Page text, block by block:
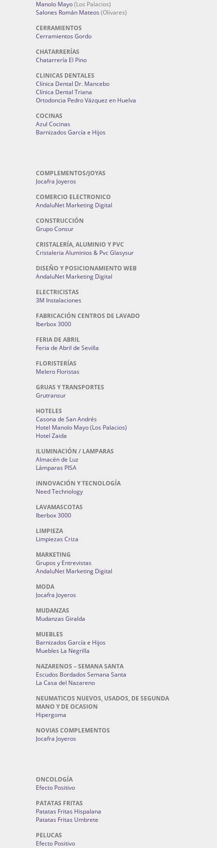
Manolo Mayo(Los Palacios)
Salones Román Mateos (Olivares)
CERRAMIENTOS
Cerramientos Gordo
CHATARRERÍAS
Chatarrería El Pino
CLINICAS DENTALES
Clínica Dental Dr. Mancebo
Clínica Dental Triana
Ortodoncia Pedro Vázquez en Huelva
COCINAS
Azul Cocinas
Barnizados García e Hijos
COMPLEMENTOS/JOYAS
Jocafra Joyeros
COMERCIO ELECTRONICO
AndaluNet Marketing Digital
CONSTRUCCIÓN
Grupo Consur
CRISTALERÍA, ALUMINIO Y PVC
Cristaleria Aluminios & Pvc Glasysur
DISEÑO Y POSICIONAMIENTO WEB
AndaluNet Marketing Digital
ELECTRICISTAS
3M Instalaciones
FABRICACIÓN CENTROS DE LAVADO
Iberbox 3000
FERIA DE ABRIL
Feria de Abril de Sevilla
FLORISTERÍAS
Melero Floristas
GRUAS Y TRANSPORTES
Grutransur
HOTELES
Casona de San Andrés
Hotel Manolo Mayo (Los Palacios)
Hotel Zaida
ILUMINACIÓN / LAMPARAS
Almacén de Luz
Lámparas PISA
INNOVACIÓN Y TECNOLOGÍA
Need Technology
LAVAMASCOTAS
Iberbox 3000
LIMPIEZA
Limpiezas Criza
MARKETING
Grupos y Entrevistas
AndaluNet Marketing Digital
MODA
Jocafra Joyeros
MUDANZAS
Mudanzas Giralda
MUEBLES
Barnizados García e Hijos
Muebles La Negrilla
NAZARENOS – SEMANA SANTA
Escudos Bordados Semana Santa
La Casa del Nazareno
NEUMATICOS NUEVOS, USADOS, DE SEGUNDA
MANO Y DE OCASION
Hipergoma
NOVIAS COMPLEMENTOS
Jocafra Joyeros
ONCOLOGÍA
Efecto Positivo
PATATAS FRITAS
Patatas Fritas Hispalana
Patatas Fritas Umbrete
PELUCAS
Efecto Positivo